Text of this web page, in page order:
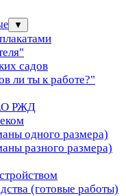
▼
садов
ли ты к работе?"
РЖД
одного размера)
разного размера)
(готовые работы)